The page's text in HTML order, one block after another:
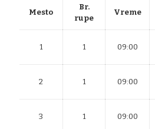
Mesto
Br.
rupe
Vreme
1 1 09:00
2 1 09:00
3 1 09:00